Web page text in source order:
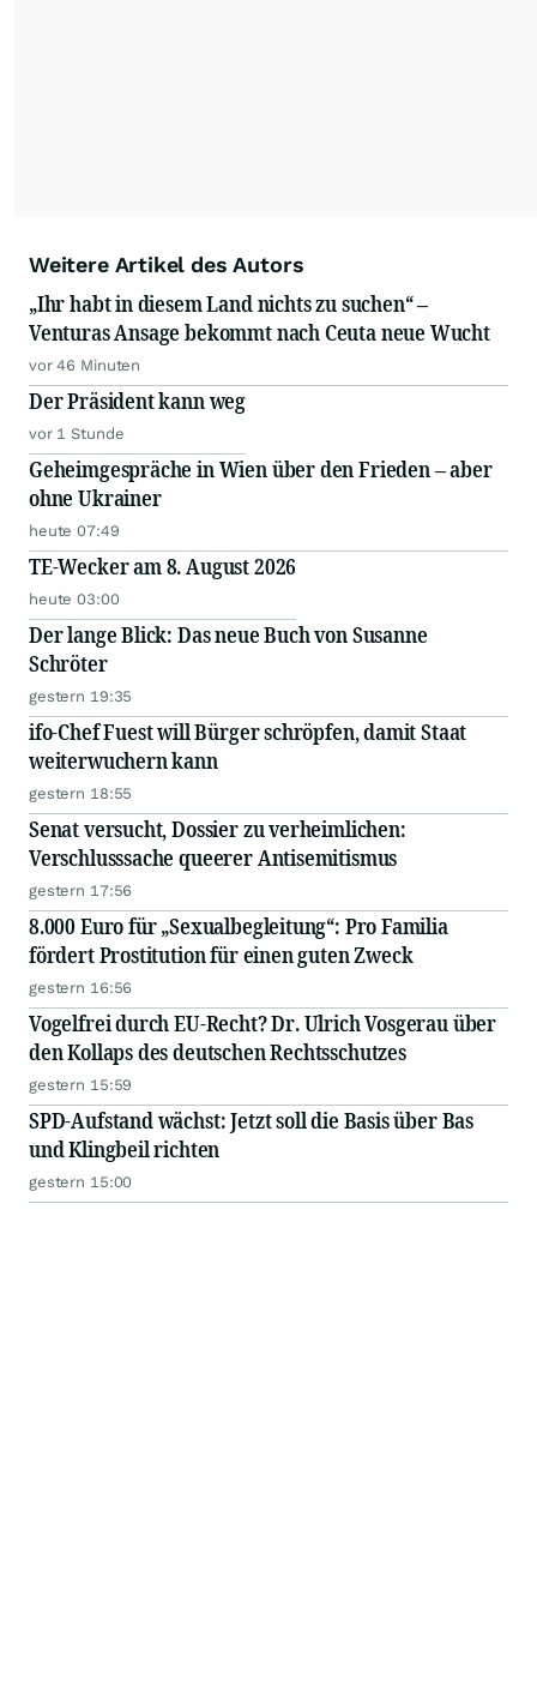
Weitere Artikel des Autors
„Ihr habt in diesem Land nichts zu suchen“ –
Venturas Ansage bekommt nach Ceuta neue Wucht
vor 46 Minuten
Der Präsident kann weg
vor 1 Stunde
Geheimgespräche in Wien über den Frieden – aber
ohne Ukrainer
heute 07:49
TE-Wecker am 8. August 2026
heute 03:00
Der lange Blick: Das neue Buch von Susanne
Schröter
gestern 19:35
ifo-Chef Fuest will Bürger schröpfen, damit Staat
weiterwuchern kann
gestern 18:55
Senat versucht, Dossier zu verheimlichen:
Verschlusssache queerer Antisemitismus
gestern 17:56
8.000 Euro für „Sexualbegleitung“: Pro Familia
fördert Prostitution für einen guten Zweck
gestern 16:56
Vogelfrei durch EU-Recht? Dr. Ulrich Vosgerau über
den Kollaps des deutschen Rechtsschutzes
gestern 15:59
SPD-Aufstand wächst: Jetzt soll die Basis über Bas
und Klingbeil richten
gestern 15:00